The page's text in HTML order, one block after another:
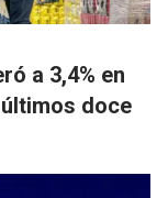
a 3,4% en
doce